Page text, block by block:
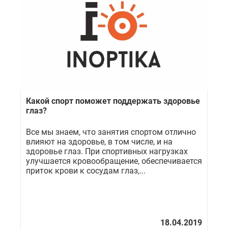
Какой спорт поможет поддержать здоровье
глаз?
Все мы знаем, что занятия спортом отлично
влияют на здоровье, в том числе, и на
здоровье глаз. При спортивных нагрузках
улучшается кровообращение, обеспечивается
приток крови к сосудам глаз,...